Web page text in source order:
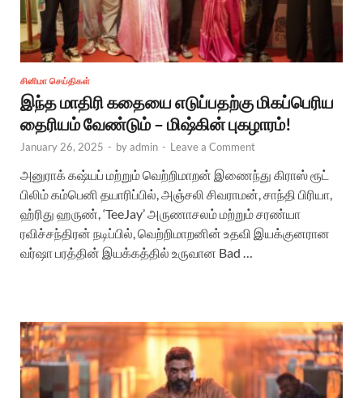
சினிமா செய்திகள்
இந்த மாதிரி கதையை எடுப்பதற்கு மிகப்பெரிய
தைரியம் வேண்டும் – மிஷ்கின் புகழாரம்!
January 26, 2025 - byadmin - Leave a Comment
அனுராக் கஷ்யப் மற்றும் வெற்றிமாறன் இணைந்து கிராஸ் ரூட்
பிலிம் கம்பெனி தயாரிப்பில், அஞ்சலி சிவராமன், சாந்தி பிரியா,
ஹ்ரிது ஹருண், ‘TeeJay’ அருணாசலம் மற்றும் சரண்யா
ரவிச்சந்திரன் நடிப்பில், வெற்றிமாறனின் உதவி இயக்குனரான
வர்ஷா பரத்தின் இயக்கத்தில் உருவான Bad …